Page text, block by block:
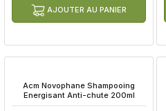
AJOUTER AU PANIER
Acm Novophane Shampooing
Energisant Anti-chute 200ml